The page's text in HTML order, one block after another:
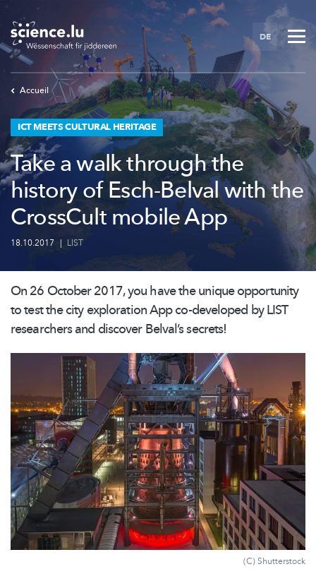
Skip
main
content
DE
Accueil
ICT MEETS CULTURAL HERITAGE
Take a walk through the
history of Esch-Belval with the
CrossCult mobile App
18.10.2017 | LIST
On 26 October 2017, you have the unique opportunity
to test the city exploration App co-developed by LIST
researchers and discover Belval’s secrets!
(C) Shutterstock